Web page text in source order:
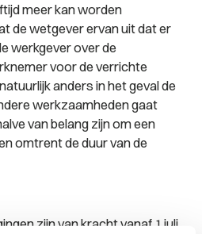
meer kan worden
de wetgever ervan uit dat er
werkgever over de
voor de verrichte
anders in het geval de
werkzaamheden gaat
van belang zijn om een
omtrent de duur van de
zijn van kracht vanaf 1 juli